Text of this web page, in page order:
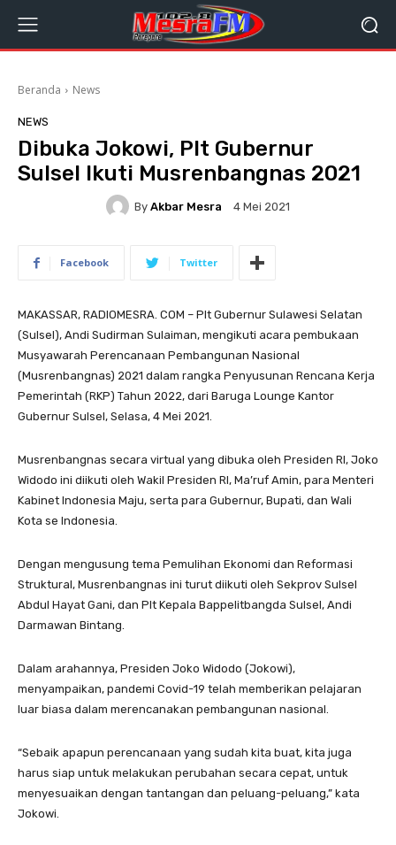
Beranda News
NEWS
Dibuka Jokowi, Plt Gubernur
Sulsel Ikuti Musrenbangnas 2021
By Akbar Mesra 4 Mei 2021
Facebook Twitter
MAKASSAR, RADIOMESRA. COM – Plt Gubernur Sulawesi Selatan
(Sulsel), Andi Sudirman Sulaiman, mengikuti acara pembukaan
Musyawarah Perencanaan Pembangunan Nasional
(Musrenbangnas) 2021 dalam rangka Penyusunan Rencana Kerja
Pemerintah (RKP) Tahun 2022, dari Baruga Lounge Kantor
Gubernur Sulsel, Selasa, 4 Mei 2021.
Musrenbangnas secara virtual yang dibuka oleh Presiden RI, Joko
Widodo ini diikuti oleh Wakil Presiden RI, Ma’ruf Amin, para Menteri
Kabinet Indonesia Maju, serta para Gubernur, Bupati, dan Wali
Kota se Indonesia.
Dengan mengusung tema Pemulihan Ekonomi dan Reformasi
Struktural, Musrenbangnas ini turut diikuti oleh Sekprov Sulsel
Abdul Hayat Gani, dan Plt Kepala Bappelitbangda Sulsel, Andi
Darmawan Bintang.
Dalam arahannya, Presiden Joko Widodo (Jokowi),
menyampaikan, pandemi Covid-19 telah memberikan pelajaran
luar biasa dalam merencanakan pembangunan nasional.
“Sebaik apapun perencanaan yang sudah kita buat, kita juga
harus siap untuk melakukan perubahan secara cepat, untuk
menyesuaikan dengan tantangan dan peluang-peluang,” kata
Jokowi.